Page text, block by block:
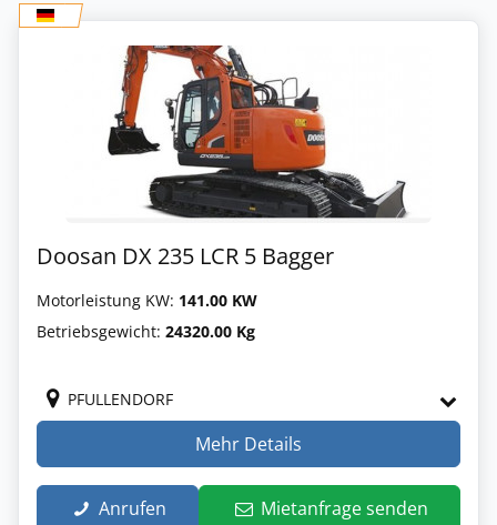
Doosan DX 235 LCR 5 Bagger
Motorleistung KW: 141.00 KW
Betriebsgewicht: 24320.00 Kg
PFULLENDORF
Mehr Details
Anrufen Mietanfrage senden